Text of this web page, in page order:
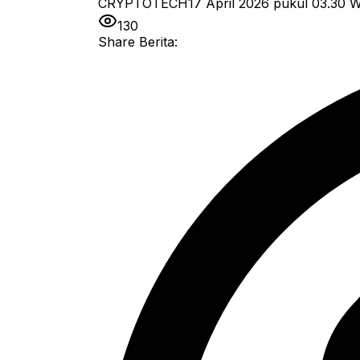
130
Share Berita: